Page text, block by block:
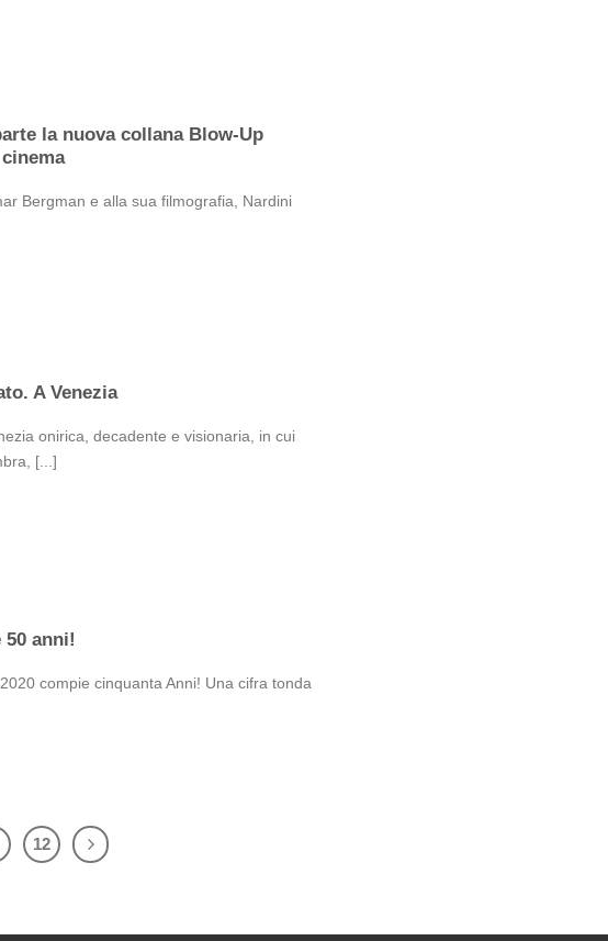
la nuova collana Blow-Up
Bergman e alla sua filmografia, Nardini
A Venezia
onirica, decadente e visionaria, in cui
[...]
anni!
compie cinquanta Anni! Una cifra tonda
12